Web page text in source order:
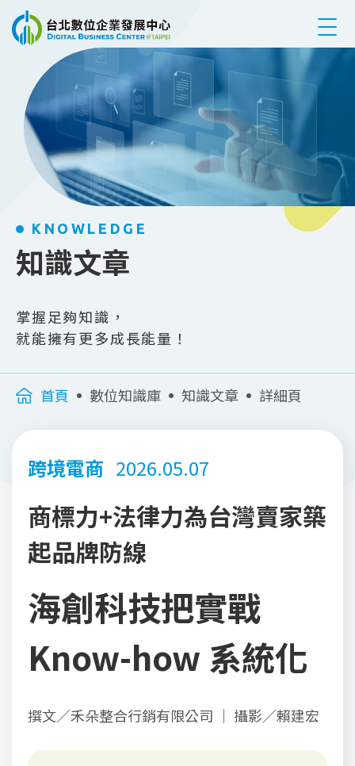
跳到主要內容
KNOWLEDGE
知識文章
掌握足夠知識，
就能擁有更多成長能量！
首頁 數位知識庫 知識文章 詳細頁
跨境電商 2026.05.07
商標力+法律力為台灣賣家築
起品牌防線
海創科技把實戰
Know-how 系統化
撰文／禾朵整合行銷有限公司 ｜ 攝影／賴建宏